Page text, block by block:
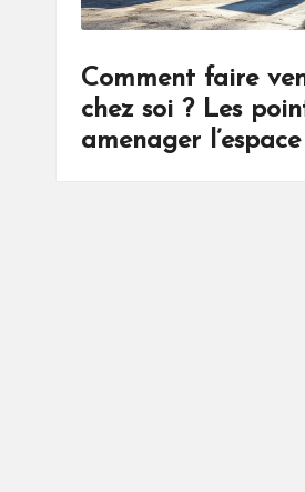
Comment faire
chez soi ? Les
amenager